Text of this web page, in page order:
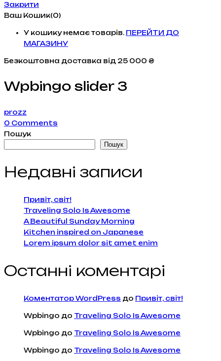
Закрити
Ваш Кошик(0)
У кошику немає товарів. ПЕРЕЙТИ ДО
МАГАЗИНУ
Безкоштовна доставка від 25 000 ₴
Wpbingo slider 3
prozz
0 Comments
Пошук
Пошук
Недавні записи
Привіт, світ!
Traveling Solo Is Awesome
A Beautiful Sunday Morning
Kitchen inspired on Japanese
Lorem ipsum dolor sit amet enim
Останні коментарі
Коментатор WordPress до Привіт, світ!
Wpbingo до Traveling Solo Is Awesome
Wpbingo до Traveling Solo Is Awesome
Wpbingo до Traveling Solo Is Awesome